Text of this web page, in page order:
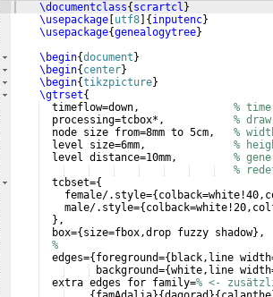
\documentclass{ scrartcl }
\usepackage utf8 { inputenc}
\usepackage{genealogytree}
\begin{document }
\begin{ center}
\begin{tikzpicture}
\gtrset{
  timeflow=down,
%
  processing=tcbox*,
%
  node size from=8mm to 5cm,
%
  level size=6mm,
%
  level distance=10mm,
%
%
  tcbset=
{
    female/.style=
{
    male/.style=
{
} ,
  box=
{ size=fbox,drop fuzzy shadow} ,
%
  edges=
{ foreground={ black,line
background={white,line
  extra edges for family=
% <-